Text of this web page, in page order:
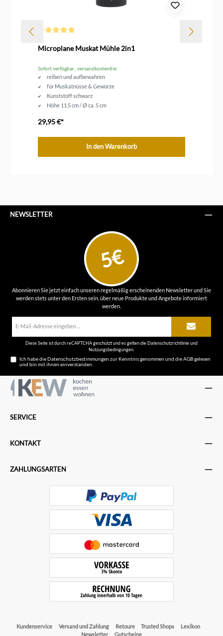
Microplane Muskat Mühle 2in1
Sofort verfügbar , versandkostenfrei
reiben und aufbewahren
für Muskatnüsse & Gewürze
Kunststoff schwarz
Höhe 11,5 cm / Ø ca. 5 cm
29,95 €*
In den Warenkorb
NEWSLETTER
5€
Abonnieren Sie jetzt einfach unseren regelmäßig erscheinenden Newsletter und Sie
werden stets unter den Ersten sein, über neue Produkte und Angebote informiert
werden.
Diese Seite ist durch reCAPTCHA geschützt und es gelten die Datenschutzrichtlinieund
Nutzungsbedingungen.
Ich habe dieDatenschutzbestimmungen zur Kenntnis genommen und dieAGBgelesen
und bin mit ihnen einverstanden.
SERVICE
KONTAKT
ZAHLUNGSARTEN
Kundenservice Versand und Zahlung Retoure Trusted Shops
Lexikon
Newsletter
Gutscheine